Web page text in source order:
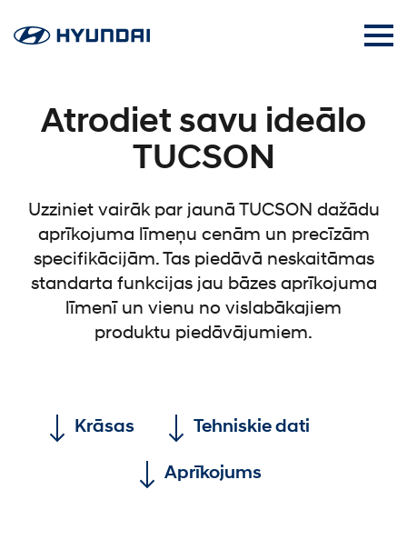
Atrodiet savu ideālo
TUCSON
Uzziniet vairāk par jaunā TUCSON dažādu
aprīkojuma līmeņu cenām un precīzām
specifikācijām. Tas piedāvā neskaitāmas
standarta funkcijas jau bāzes aprīkojuma
līmenī un vienu no vislabākajiem
produktu piedāvājumiem.
Krāsas Tehniskie dati
Aprīkojums